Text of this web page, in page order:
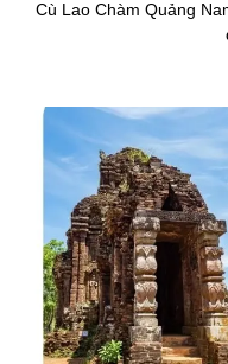
Cù Lao Chàm Quảng